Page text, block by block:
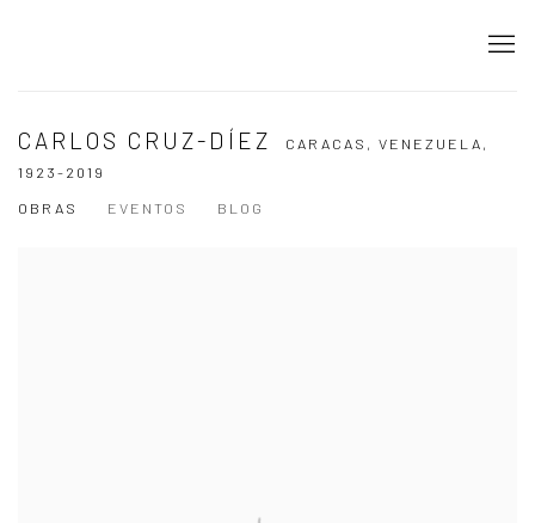
CARLOS CRUZ-DÍEZ
CARACAS, VENEZUELA,
1923-2019
OBRAS
EVENTOS BLOG